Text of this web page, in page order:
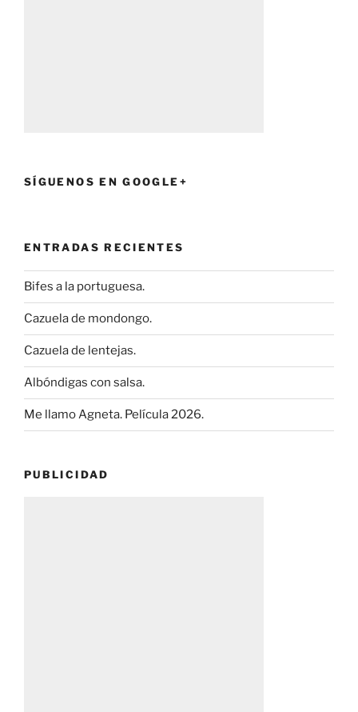
SÍGUENOS EN GOOGLE+
ENTRADAS RECIENTES
Bifes a la portuguesa.
Cazuela de mondongo.
Cazuela de lentejas.
Albóndigas con salsa.
Me llamo Agneta. Película 2026.
PUBLICIDAD